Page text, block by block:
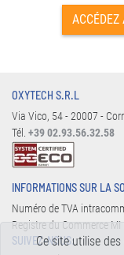
ACCÉDEZ
OXYTECH S.R.L
Via Vico, 54 - 20007 -
Tél. +39 02.93.56.32.58
INFORMATIONS SUR LA
Numéro de TVA
Registre du Commerce
SUIVEZ-NOUS:
Ce site utilise